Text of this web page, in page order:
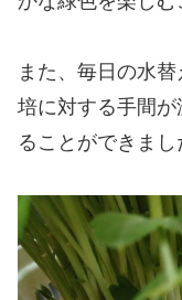
また、毎日の水
培に対する手間
ることができまし